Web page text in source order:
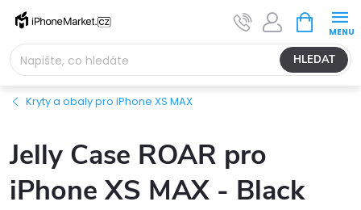
Přejít
obsah
HLEDAT
NÁKUPNÍ
KOŠÍK
Kryty a obaly pro iPhone XS MAX
Jelly Case ROAR pro
iPhone XS MAX - Black